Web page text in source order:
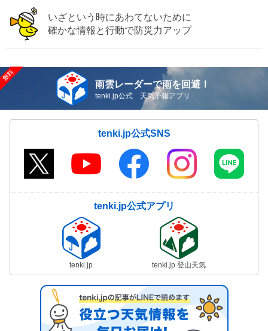
いざという時にあわてないために
確かな情報と行動で防災力アップ
雨雲レーダーで雨を回避！
tenki.jp公式 天気予報アプリ
tenki.jp公式SNS
tenki.jp公式アプリ
tenki.jp tenki.jp 登山天気